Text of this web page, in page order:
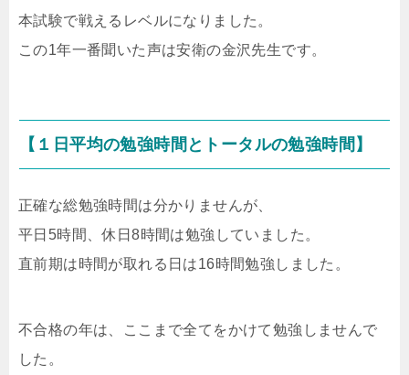
本試験で戦えるレベルになりました。
この1年一番聞いた声は安衛の金沢先生です。
【１日平均の勉強時間とトータルの勉強時間】
正確な総勉強時間は分かりませんが、
平日5時間、休日8時間は勉強していました。
直前期は時間が取れる日は16時間勉強しました。
不合格の年は、ここまで全てをかけて勉強しませんで
した。